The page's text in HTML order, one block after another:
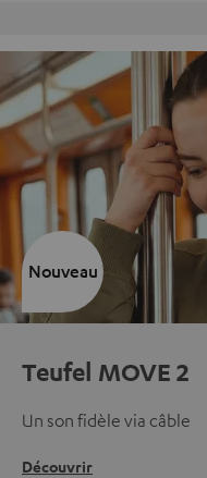
Teufel MOVE 2
Un son fidèle via câble
Découvrir
Nouveau